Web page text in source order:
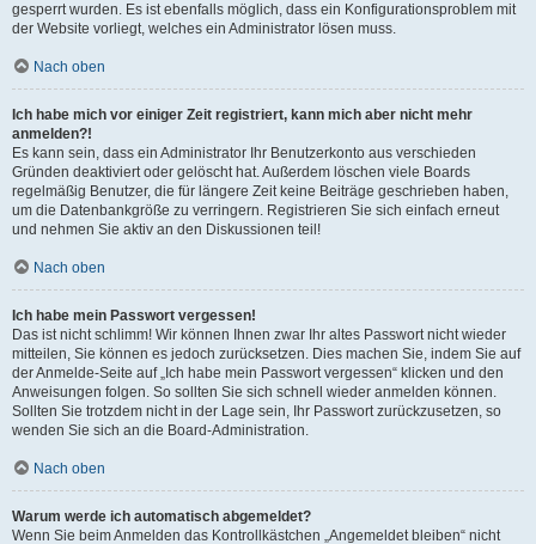
gesperrt wurden. Es ist ebenfalls möglich, dass ein Konfigurationsproblem mit
der Website vorliegt, welches ein Administrator lösen muss.
Nach oben
Ich habe mich vor einiger Zeit registriert, kann mich aber nicht mehr
anmelden?!
Es kann sein, dass ein Administrator Ihr Benutzerkonto aus verschieden
Gründen deaktiviert oder gelöscht hat. Außerdem löschen viele Boards
regelmäßig Benutzer, die für längere Zeit keine Beiträge geschrieben haben,
um die Datenbankgröße zu verringern. Registrieren Sie sich einfach erneut
und nehmen Sie aktiv an den Diskussionen teil!
Nach oben
Ich habe mein Passwort vergessen!
Das ist nicht schlimm! Wir können Ihnen zwar Ihr altes Passwort nicht wieder
mitteilen, Sie können es jedoch zurücksetzen. Dies machen Sie, indem Sie auf
der Anmelde-Seite auf „Ich habe mein Passwort vergessen“ klicken und den
Anweisungen folgen. So sollten Sie sich schnell wieder anmelden können.
Sollten Sie trotzdem nicht in der Lage sein, Ihr Passwort zurückzusetzen, so
wenden Sie sich an die Board-Administration.
Nach oben
Warum werde ich automatisch abgemeldet?
Wenn Sie beim Anmelden das Kontrollkästchen „Angemeldet bleiben“ nicht